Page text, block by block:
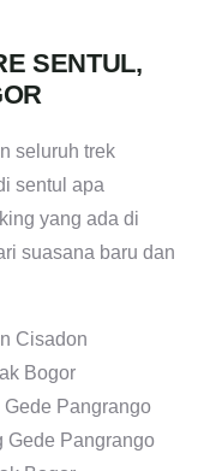
SENTUL,
seluruh trek
sentul apa
yang ada di
suasana baru dan
Cisadon
Bogor
Pangrango
Gede Pangrango